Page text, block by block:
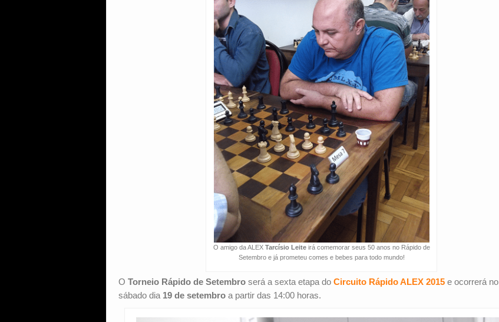
O amigo da ALEX Tarcísio Leiteirá comemorar seus 50 anos no Rápido de
Setembro e já prometeu comes e bebes para todo mundo!
O Torneio Rápido de Setembro será a sexta etapa do Circuito Rápido ALEX 2015 e ocorrerá no
sábado dia 19 de setembro a partir das 14:00 horas.